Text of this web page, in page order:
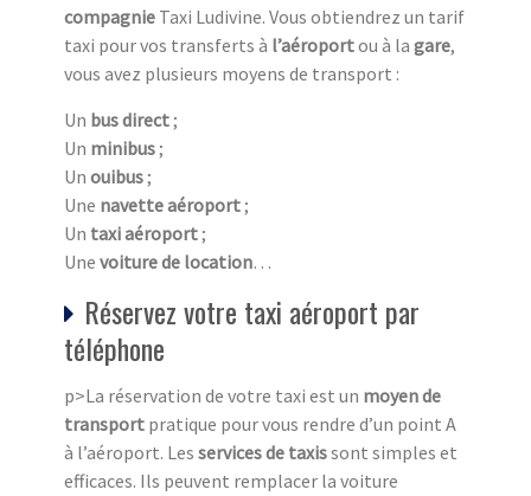
compagnie Taxi Ludivine. Vous obtiendrez un tarif
taxi pour vos transferts à l’aéroportou à la gare,
vous avez plusieurs moyens de transport :
Un bus direct;
Un minibus;
Un ouibus;
Une navette aéroport;
Un taxi aéroport;
Une voiture de location…
Réservez votre taxi aéroport par
téléphone
p>La réservation de votre taxi est un moyen de
transport pratique pour vous rendre d’un point A
à l’aéroport. Les services de taxissont simples et
efficaces. Ils peuvent remplacer la voiture